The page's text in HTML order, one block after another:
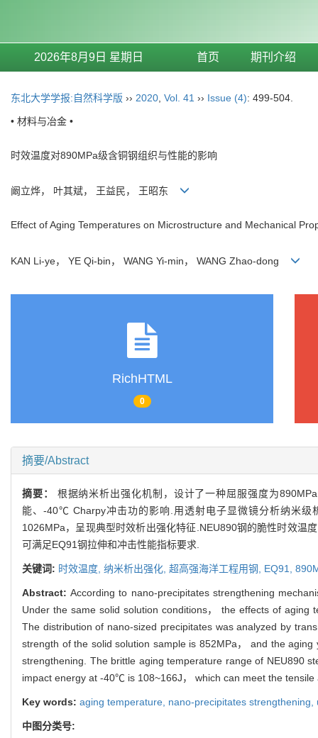
2026年8月9日 星期日 首页 期刊介绍
东北大学学报:自然科学版 ›› 2020 Vol. 41 ›› Issue (4): 499-504.
• 材料与冶金 •
时效温度对890MPa级含铜钢组织与性能的影响
阚立烨， 叶其斌， 王益民， 王昭东
Effect of Aging Temperatures on Microstructure and Mechanical
KAN Li-ye， YE Qi-bin， WANG Yi-min， WANG Zhao-dong
RichHTML
0
摘要/Abstract
摘要： 根据纳米析出强化机制，设计了一种屈服强度为
能、-40℃ Charpy冲击功的影响.用透射电子显微镜分析纳米
1026MPa，呈现典型时效析出强化特征.NEU890钢的脆性时效
可满足EQ91钢拉伸和冲击性能指标要求.
关键词: 时效温度, 纳米析出强化, 超高强海洋工程用钢, EQ91,
Abstract:According to nano-precipitates strengthening
Under the same solid solution conditions， the effects of
The distribution of nano-sized precipitates was analyzed by
strength of the solid solution sample is 852MPa， and the
strengthening. The brittle aging temperature range of NEU890
impact energy at -40℃ is 108~166J， which can meet the
Key words: aging temperature, nano-precipitates strengthening,
中图分类号: